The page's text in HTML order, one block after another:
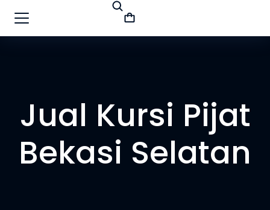
Jual Kursi Pijat
Bekasi Selatan